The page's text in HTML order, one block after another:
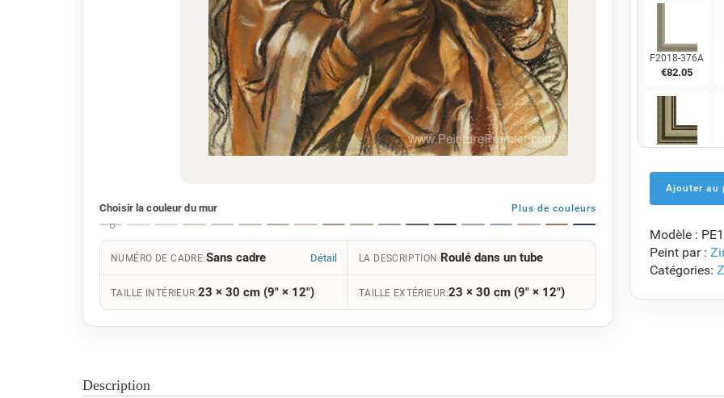
Choisir la couleur du mur Plus de couleurs
NUMÉRO DE CADRE:Sans cadre Détail LA DESCRIPTION:Roulé dans un tube
TAILLE INTÉRIEUR:23 × 30 cm (9" × 12") TAILLE EXTÉRIEUR:23 × 30 cm (9" × 12")
F2018-376A
€82.05
F5429-258
€114.39
Modèle :
Peint par :
Catégories:
Description